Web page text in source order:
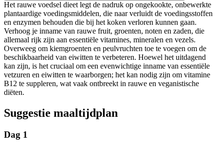
Het rauwe voedsel dieet legt de nadruk op ongekookte, onbewerkte
plantaardige voedingsmiddelen, die naar verluidt de voedingsstoffen
en enzymen behouden die bij het koken verloren kunnen gaan.
Verhoog je inname van rauwe fruit, groenten, noten en zaden, die
allemaal rijk zijn aan essentiële vitamines, mineralen en vezels.
Overweeg om kiemgroenten en peulvruchten toe te voegen om de
beschikbaarheid van eiwitten te verbeteren. Hoewel het uitdagend
kan zijn, is het cruciaal om een evenwichtige inname van essentiële
vetzuren en eiwitten te waarborgen; het kan nodig zijn om vitamine
B12 te suppleren, wat vaak ontbreekt in rauwe en veganistische
diëten.
Suggestie maaltijdplan
Dag 1